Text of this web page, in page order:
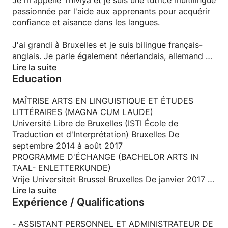
Les cours sont disponibles en ligne ou en personne
(près du quartier européen, à Bruxelles).
passionnée par l'aide aux apprenants pour acquérir
confiance et aisance dans les langues.
J'ai grandi à Bruxelles et je suis bilingue français-
anglais. Je parle également néerlandais, allemand et
tamoul, ce qui me permet de m'adapter facilement
aux étudiants issus de différents milieux
J'ai étudié à l'Université libre de Bruxelles (ULB) et à
la Vrije Universiteit Brussel (VUB), puis j'ai travaillé
au sein de deux institutions européennes. Cette
expérience multiculturelle et académique m'a permis
de bien comprendre comment les gens apprennent
les langues et comment adapter les cours aux
différents besoins.
✨ Ce que je propose :
débutant à avancé)
Lire la suite
Education
MAÎTRISE ARTS EN LINGUISTIQUE ET ÉTUDES
LITTÉRAIRES (MAGNA CUM LAUDE)
Université Libre de Bruxelles (ISTI École de
Traduction et d'Interprétation) Bruxelles De
septembre 2014 à août 2017
PROGRAMME D'ÉCHANGE (BACHELOR ARTS IN
TAAL- ENLETTERKUNDE)
Vrije Universiteit Brussel Bruxelles De janvier 2017 à
septembre 2018
LICENCE EN TRADUCTION ET INTERPRÉTATION EN
Vrije Universiteit Brussel Bruxelles De septembre
Lire la suite
Expérience / Qualifications
- ASSISTANT PERSONNEL ET ADMINISTRATEUR DE